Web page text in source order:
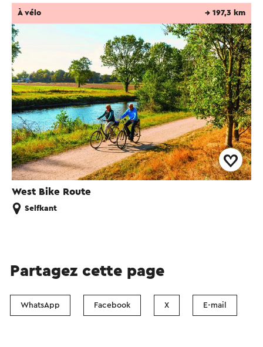
West Bike Route
À vélo → 197,3 km
Selfkant
Partagez cette page
WhatsApp Facebook X E-mail